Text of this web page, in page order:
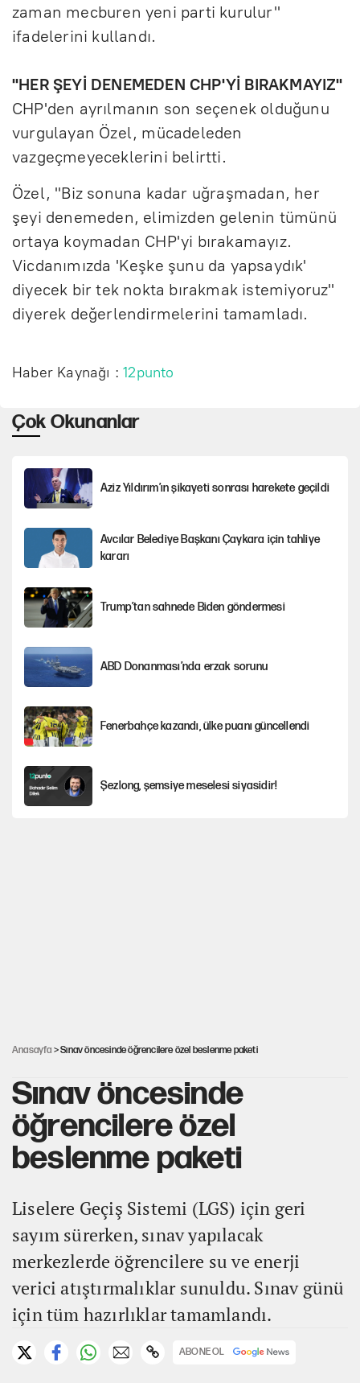
zaman mecburen yeni parti kurulur"
ifadelerini kullandı.
"HER ŞEYİ DENEMEDEN CHP'Yİ BIRAKMAYIZ"
CHP'den ayrılmanın son seçenek olduğunu
vurgulayan Özel, mücadeleden
vazgeçmeyeceklerini belirtti.
Özel, "Biz sonuna kadar uğraşmadan, her
şeyi denemeden, elimizden gelenin tümünü
ortaya koymadan CHP'yi bırakamayız.
Vicdanımızda 'Keşke şunu da yapsaydık'
diyecek bir tek nokta bırakmak istemiyoruz"
diyerek değerlendirmelerini tamamladı.
Haber Kaynağı :12punto
Çok Okunanlar
Aziz Yıldırım’ın şikayeti sonrası harekete geçildi
Avcılar Belediye Başkanı Çaykara için tahliye
kararı
Trump’tan sahnede Biden göndermesi
ABD Donanması’nda erzak sorunu
Fenerbahçe kazandı, ülke puanı güncellendi
Şezlong, şemsiye meselesi siyasidir!
Anasayfa > Sınav öncesinde öğrencilere özel beslenme paketi
Sınav öncesinde
öğrencilere özel
beslenme paketi
Liselere Geçiş Sistemi (LGS) için geri
sayım sürerken, sınav yapılacak
merkezlerde öğrencilere su ve enerji
verici atıştırmalıklar sunuldu. Sınav günü
için tüm hazırlıklar tamamlandı.
ABONE OL